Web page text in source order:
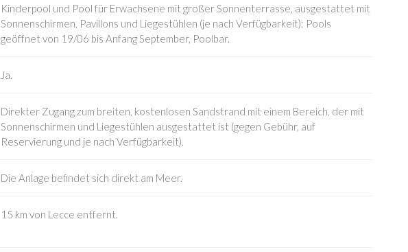
Kinderpool und Pool für Erwachsene mit großer Sonnenterrasse, ausgestattet mit
Sonnenschirmen, Pavillons und Liegestühlen (je nach Verfügbarkeit); Pools
geöffnet von 19/06 bis Anfang September, Poolbar.
Ja.
Direkter Zugang zum breiten, kostenlosen Sandstrand mit einem Bereich, der mit
Sonnenschirmen und Liegestühlen ausgestattet ist (gegen Gebühr, auf
Reservierung und je nach Verfügbarkeit).
Die Anlage befindet sich direkt am Meer.
15 km von Lecce entfernt.